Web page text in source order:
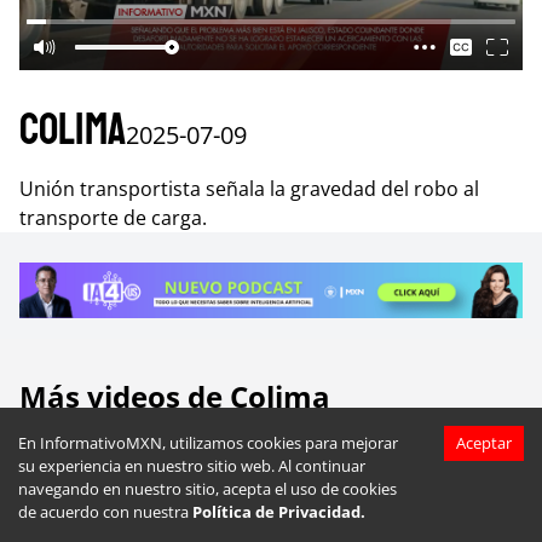
En InformativoMXN, utilizamos cookies para mejorar
su experiencia en nuestro sitio web. Al continuar
navegando en nuestro sitio, acepta el uso de cookies
de acuerdo con nuestra Política de Privacidad.
Aceptar
Colima2025-07-09
Unión transportista señala la gravedad del robo al
transporte de carga.
Más videos de Colima